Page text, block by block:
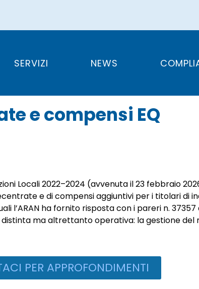
SERVIZI NEWS
decentrate
e compensi EQ
Locali 2022–2024 (avvenuta il 23 febbraio
e di compensi aggiuntivi per i titolari di
l’ARAN ha fornito risposta con i pareri n. 37357
distinta ma altrettanto operativa: la gestione
PER APPROFONDIMENTI